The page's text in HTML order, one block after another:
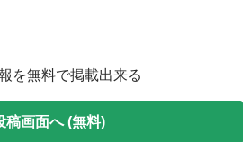
を無料で掲載出来る
稿画面へ (無料)